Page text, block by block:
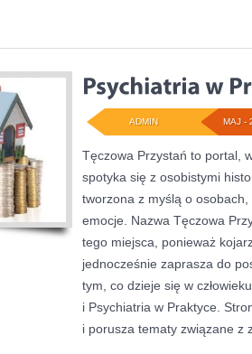
MAJ -
ADMIN
Tęczowa Przystań to portal,
spotyka się z osobistymi
tworzona z myślą o
emocje. Nazwa Tęczowa
tego miejsca, ponieważ
jednocześnie zaprasza do
tym, co dzieje się w
i Psychiatria w Praktyce.
i porusza tematy związane z